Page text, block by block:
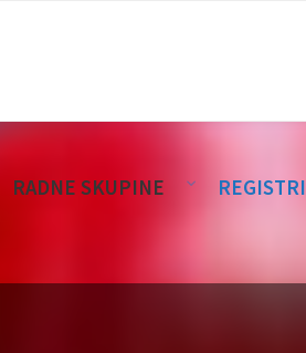
RADNE SKUPINE REGISTRI